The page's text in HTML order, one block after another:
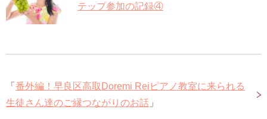
テップ参加の記録④
「 番外編！早良区高取Doremi Reiピアノ教室に来られる
生徒さん達のご縁つながりのお話 」